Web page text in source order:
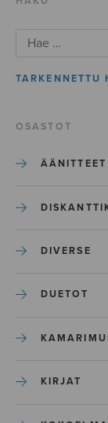
TARKENNETTU
OSASTOT
ÄÄNITTEET
DIVERSE
DUETOT
KIRJAT